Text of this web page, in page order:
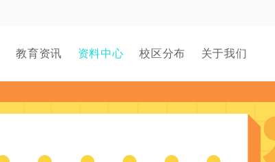
教育资讯 资料中心 校区分布 关于我们